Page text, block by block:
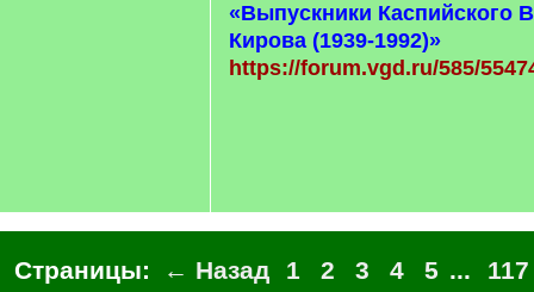
«Выпускники
Кирова (1939-1992)»
https://forum.vgd.ru/585/
Страницы: ← Назад 1 2 3 4 5 ...
117